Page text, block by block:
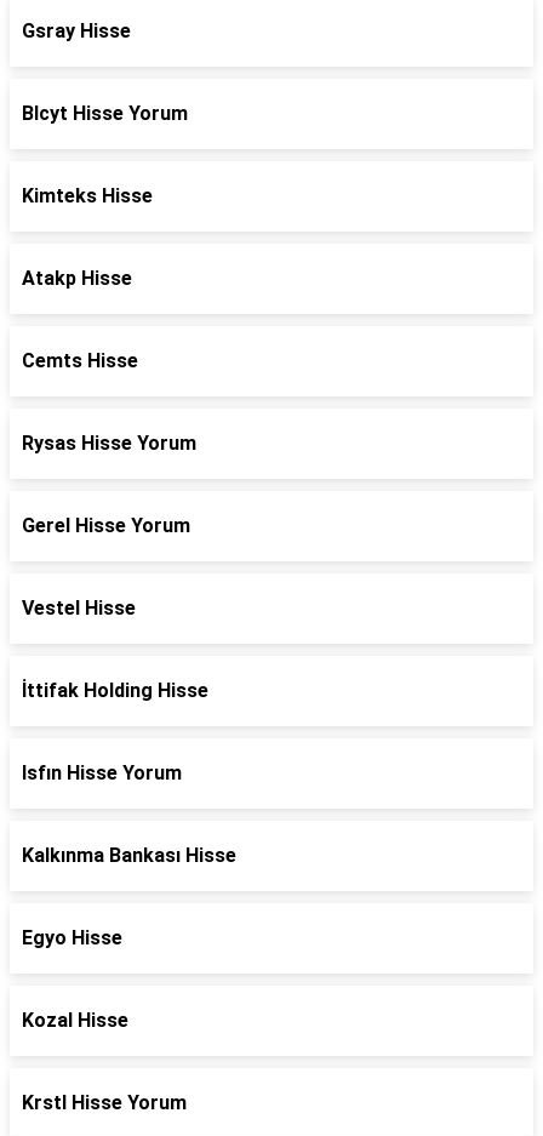
Gsray Hisse
Blcyt Hisse Yorum
Kimteks Hisse
Atakp Hisse
Cemts Hisse
Rysas Hisse Yorum
Gerel Hisse Yorum
Vestel Hisse
İttifak Holding Hisse
Isfın Hisse Yorum
Kalkınma Bankası Hisse
Egyo Hisse
Kozal Hisse
Krstl Hisse Yorum